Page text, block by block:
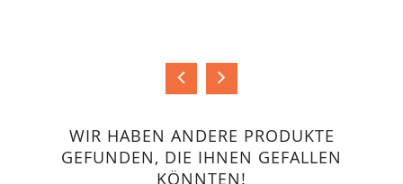
WIR HABEN ANDERE PRODUKTE
GEFUNDEN, DIE IHNEN GEFALLEN
KÖNNTEN!